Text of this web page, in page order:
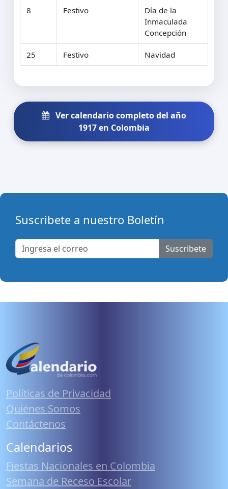
8 Festivo
Día de la
Inmaculada
Concepción
25 Festivo Navidad
Ver calendario completo del año
1917 en Colombia
Suscribete a nuestro Boletín
Suscribete
Políticas de Privacidad
Quiénes Somos
Contáctenos
Calendarios
Fiestas Nacionales en Colombia
Semana de Receso Escolar